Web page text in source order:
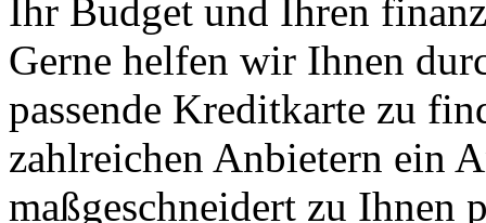
Ihr Budget und Ihren
Gerne helfen wir Ihnen
passende Kreditkarte zu
zahlreichen Anbietern ein
maßgeschneidert zu Ihnen